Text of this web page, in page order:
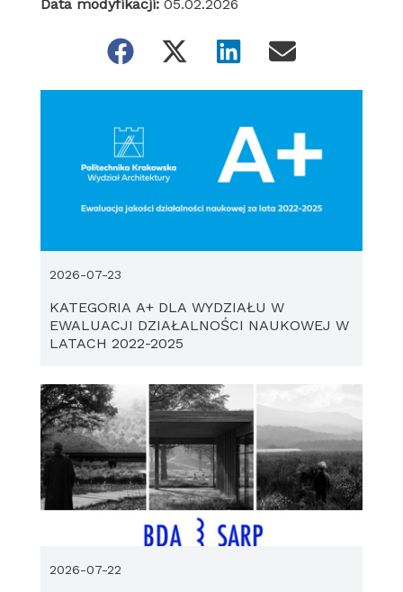
Data modyfikacji: 05.02.2026
KATEGORIA A+ DLA WYDZIAŁU W
EWALUACJI DZIAŁALNOŚCI NAUKOWEJ W
LATACH 2022-2025
2026-07-23
2026-07-22